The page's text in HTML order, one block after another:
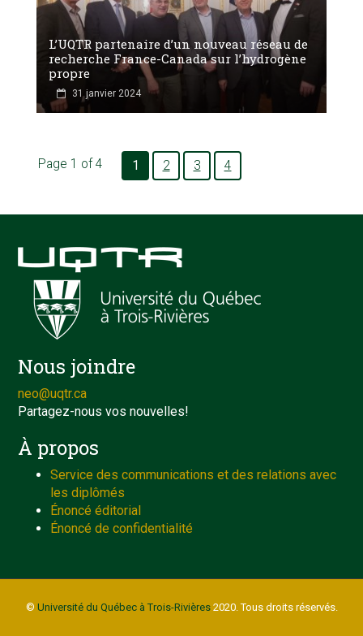
L’UQTR partenaire d’un nouveau réseau de
recherche France-Canada sur l’hydrogène
propre
31 janvier 2024
Page 1 of 4 1 2 3 4
Nous joindre
neo@uqtr.ca
Partagez-nous vos nouvelles!
À propos
Service des communications et des relations avec
les diplômés
Énoncé éditorial
Énoncé de confidentialité
© Université du Québec à Trois-Rivières2020. Tous droits réservés.